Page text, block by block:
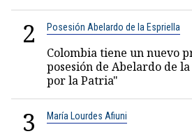
2 Posesión Abelardo de la Espriella
Colombia tiene un nuevo
posesión de Abelardo de
por la Patria"
3 María Lourdes Afiuni